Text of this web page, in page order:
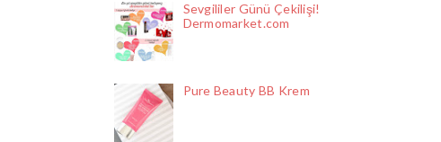
Sevgililer Günü Çekilişi!
Dermomarket.com
Pure Beauty BB Krem